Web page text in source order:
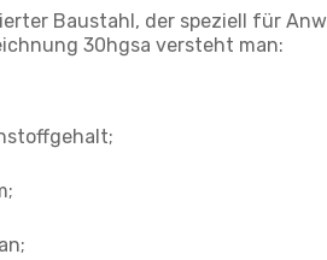
Baustahl, der speziell für
30hgsa versteht man: